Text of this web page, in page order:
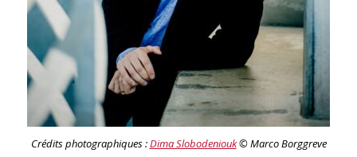
Crédits photographiques :Dima Slobodeniouk© Marco Borggreve